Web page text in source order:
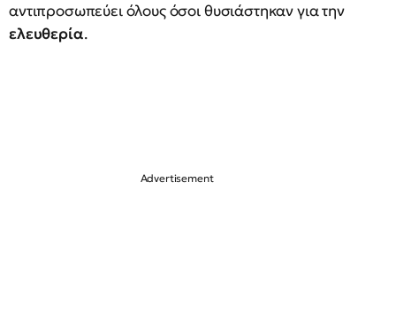
αντιπροσωπεύει όλους όσοι θυσιάστηκαν για την
ελευθερία.